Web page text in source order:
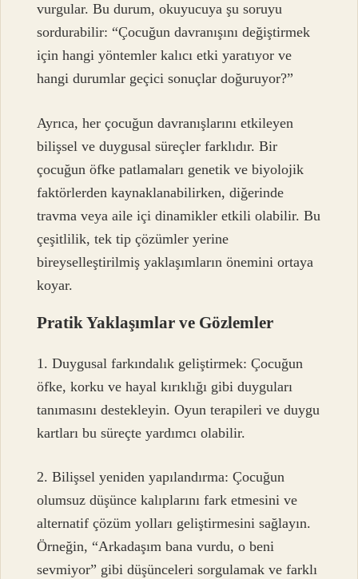
vurgular. Bu durum, okuyucuya şu soruyu
sordurabilir: “Çocuğun davranışını değiştirmek
için hangi yöntemler kalıcı etki yaratıyor ve
hangi durumlar geçici sonuçlar doğuruyor?”
Ayrıca, her çocuğun davranışlarını etkileyen
bilişsel ve duygusal süreçler farklıdır. Bir
çocuğun öfke patlamaları genetik ve biyolojik
faktörlerden kaynaklanabilirken, diğerinde
travma veya aile içi dinamikler etkili olabilir. Bu
çeşitlilik, tek tip çözümler yerine
bireyselleştirilmiş yaklaşımların önemini ortaya
koyar.
Pratik Yaklaşımlar ve Gözlemler
1. Duygusal farkındalık geliştirmek: Çocuğun
öfke, korku ve hayal kırıklığı gibi duyguları
tanımasını destekleyin. Oyun terapileri ve duygu
kartları bu süreçte yardımcı olabilir.
2. Bilişsel yeniden yapılandırma: Çocuğun
olumsuz düşünce kalıplarını fark etmesini ve
alternatif çözüm yolları geliştirmesini sağlayın.
Örneğin, “Arkadaşım bana vurdu, o beni
sevmiyor” gibi düşünceleri sorgulamak ve farklı